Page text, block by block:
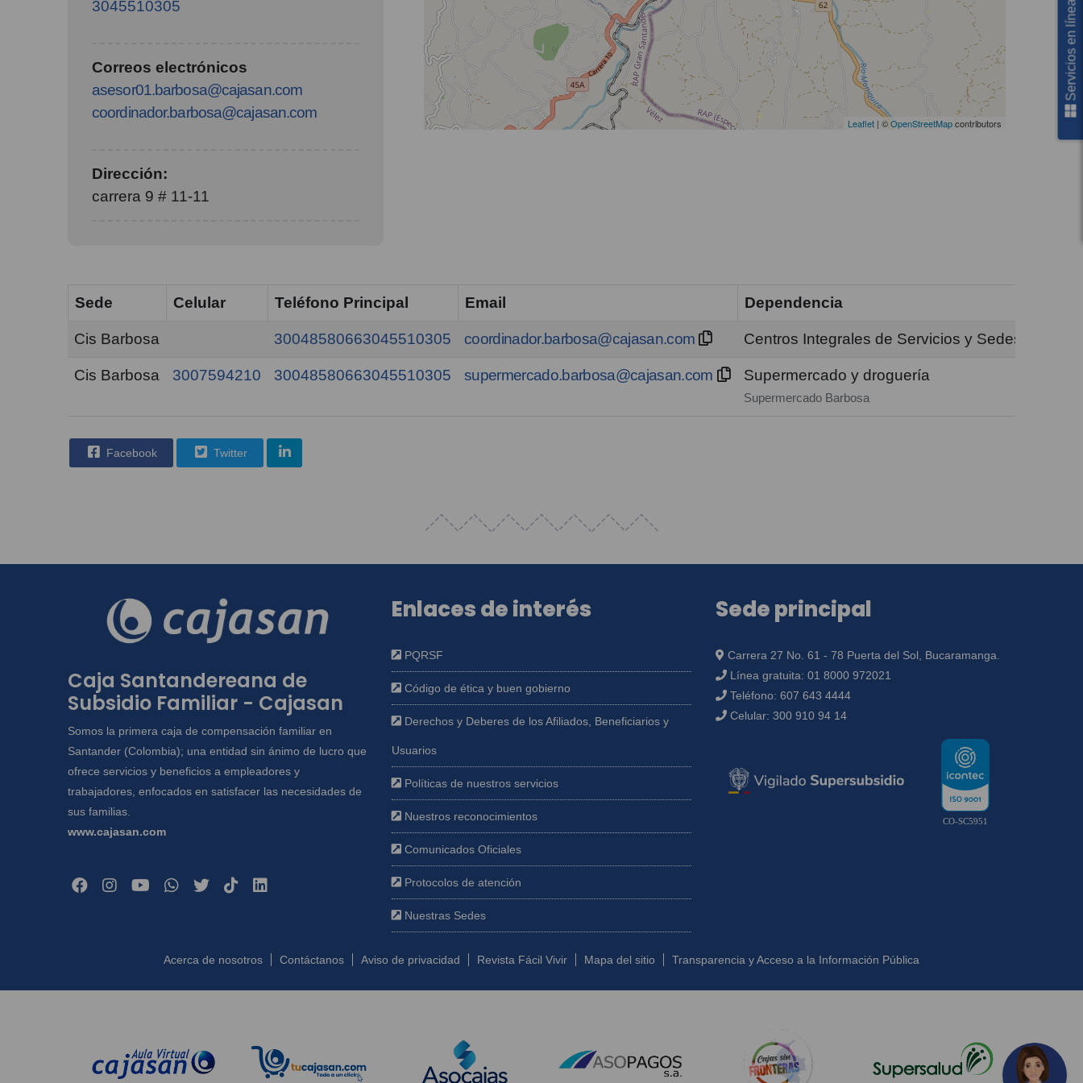
3045510305
Correos electrónicos
asesor01.barbosa@cajasan.com
coordinador.barbosa@cajasan.com
Dirección:
carrera 9 # 11-11
Leaflet | ©OpenStreetMapcontributors
Sede Celular Teléfono Principal Email Dependencia
Cis Barbosa 30048580663045510305 coordinador.barbosa@cajasan.com Centros Integrales de Servicios y Sedes de
Cis Barbosa 3007594210 30048580663045510305 supermercado.barbosa@cajasan.com Supermercado y droguería
Supermercado Barbosa
Facebook Twitter
Caja Santandereana de
Subsidio Familiar - Cajasan
Somos la primera caja de compensación familiar en
Santander (Colombia); una entidad sin ánimo de lucro que
ofrece servicios y beneficios a empleadores y
trabajadores, enfocados en satisfacer las necesidades de
sus familias.
www.cajasan.com
Enlaces de interés
PQRSF
Código de ética y buen gobierno
Derechos y Deberes de los Afiliados, Beneficiarios y
Usuarios
Políticas de nuestros servicios
Nuestros reconocimientos
Comunicados Oficiales
Protocolos de atención
Nuestras Sedes
Sede principal
Carrera 27 No. 61 - 78 Puerta del Sol, Bucaramanga.
Línea gratuita: 01 8000 972021
Teléfono: 607 643 4444
Celular: 300 910 94 14
CO-SC5951
Acerca de nosotros Contáctanos Aviso de privacidad Revista Fácil Vivir Mapa del sitio Transparencia y Acceso a la Información Pública
Servicios en línea